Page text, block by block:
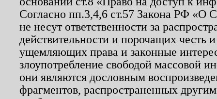
Согласно пп.3,4,6 ст.57 Закона РФ «О
не несут ответственности за
действительности и порочащих честь
ущемляющих права и законные
злоупотребление свободой массовой
они являются дословным
фрагментов, распространенных